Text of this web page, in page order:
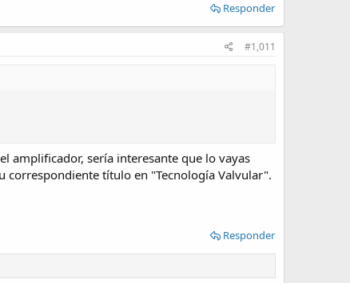
Responder
#1,011
amplificador, sería interesante que lo vayas
correspondiente título en "Tecnología Valvular".
Responder